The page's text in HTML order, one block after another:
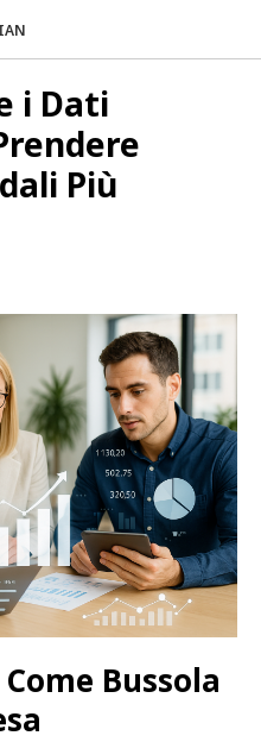
i Dati
Più
Bussola